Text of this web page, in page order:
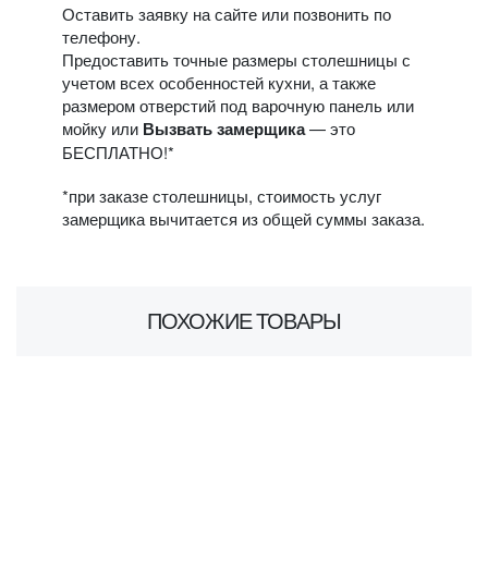
Оставить заявку на сайте или позвонить по
телефону.
Предоставить точные размеры столешницы с
учетом всех особенностей кухни, а также
размером отверстий под варочную панель или
мойку или Вызвать замерщика— это
БЕСПЛАТНО!*
*при заказе столешницы, стоимость услуг
замерщика вычитается из общей суммы заказа.
ПОХОЖИЕ ТОВАРЫ